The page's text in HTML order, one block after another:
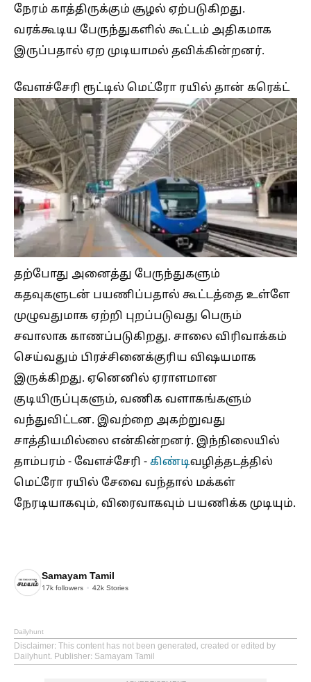
நேரம் காத்திருக்கும் சூழல் ஏற்படுகிறது.
வரக்கூடிய பேருந்துகளில் கூட்டம் அதிகமாக
இருப்பதால் ஏற முடியாமல் தவிக்கின்றனர்.
வேளச்சேரி ரூட்டில் மெட்ரோ ரயில் தான் கரெக்ட்
தற்போது அனைத்து பேருந்துகளும்
கதவுகளுடன் பயணிப்பதால் கூட்டத்தை உள்ளே
முழுவதுமாக ஏற்றி புறப்படுவது பெரும்
சவாலாக காணப்படுகிறது. சாலை விரிவாக்கம்
செய்வதும் பிரச்சினைக்குரிய விஷயமாக
இருக்கிறது. ஏனெனில் ஏராளமான
குடியிருப்புகளும், வணிக வளாகங்களும்
வந்துவிட்டன. இவற்றை அகற்றுவது
சாத்தியமில்லை என்கின்றனர். இந்நிலையில்
தாம்பரம் - வேளச்சேரி - கிண்டிவழித்தடத்தில்
மெட்ரோ ரயில் சேவை வந்தால் மக்கள்
நேரடியாகவும், விரைவாகவும் பயணிக்க முடியும்.
Samayam Tamil
17k followers 42k Stories
Dailyhunt
Disclaimer: This content has not been generated, created or edited by
Dailyhunt. Publisher: Samayam Tamil